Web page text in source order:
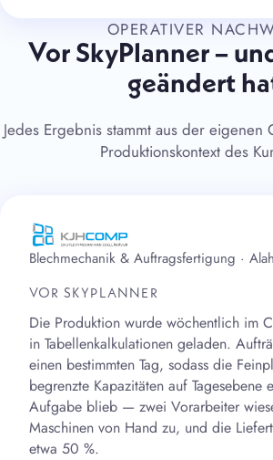
OPERATIVER
Vor SkyPlanner –
geändert
Jedes Ergebnis stammt aus der eigenen
Produktionskontext des
Blechmechanik & Auftragsfertigung ·
VOR SKYPLANNER
Die Produktion wurde wöchentlich im
in Tabellenkalkulationen geladen.
einen bestimmten Tag, sodass die
begrenzte Kapazitäten auf Tagesebene
Aufgabe blieb — zwei Vorarbeiter
Maschinen von Hand zu, und die
etwa 50 %.